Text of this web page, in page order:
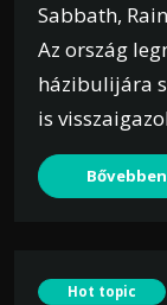
Sabbath,
Az ország
házibulijára
is
Bővebben
Hot topic